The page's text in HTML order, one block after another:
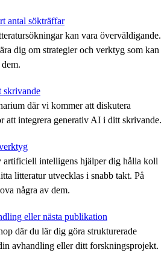
antal sökträffar
kan vara överväldigande.
dig om strategier och verktyg som kan
skrivande
där vi kommer att diskutera
att integrera generativ AI i ditt skrivande.
artificiell intelligens hjälper dig hålla koll
litteratur utvecklas i snabb takt. På
några av dem.
eller nästa publikation
där du lär dig göra strukturerade
avhandling eller ditt forskningsprojekt.